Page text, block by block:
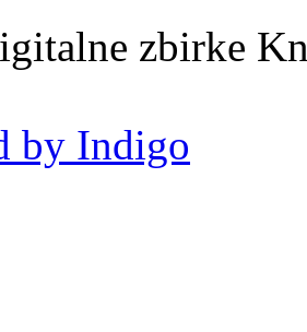
zbirke
by Indigo